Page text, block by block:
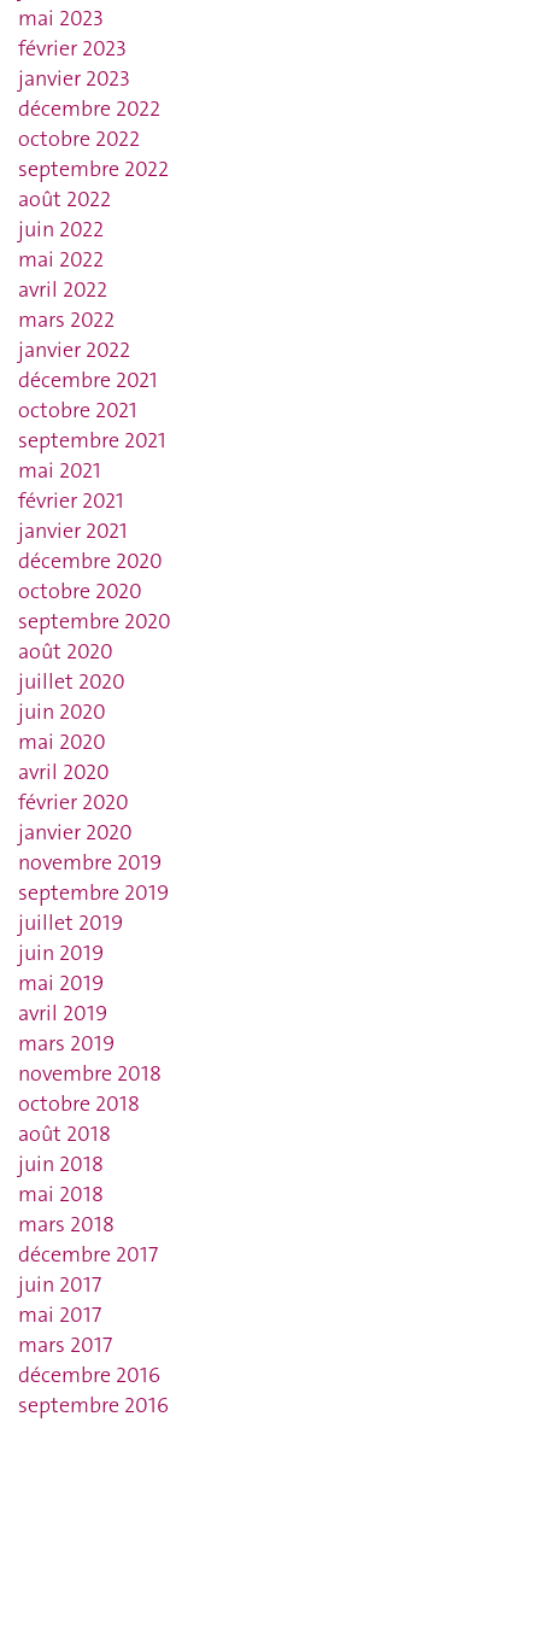
mai 2023
février 2023
janvier 2023
décembre 2022
octobre 2022
septembre 2022
août 2022
juin 2022
mai 2022
avril 2022
mars 2022
janvier 2022
décembre 2021
octobre 2021
septembre 2021
mai 2021
février 2021
janvier 2021
décembre 2020
octobre 2020
septembre 2020
août 2020
juillet 2020
juin 2020
mai 2020
avril 2020
février 2020
janvier 2020
novembre 2019
septembre 2019
juillet 2019
juin 2019
mai 2019
avril 2019
mars 2019
novembre 2018
octobre 2018
août 2018
juin 2018
mai 2018
mars 2018
décembre 2017
juin 2017
mai 2017
mars 2017
décembre 2016
septembre 2016